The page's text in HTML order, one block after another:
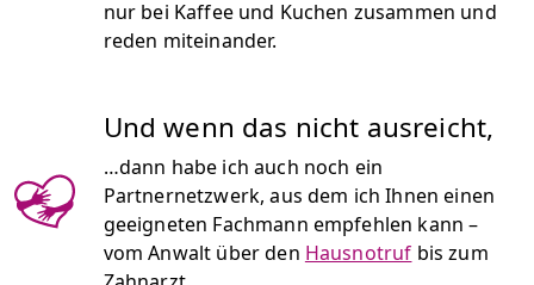
nur bei Kaffee und Kuchen zusammen und
reden miteinander.
Und wenn das nicht ausreicht,
…dann habe ich auch noch ein
Partnernetzwerk, aus dem ich Ihnen einen
geeigneten Fachmann empfehlen kann –
vom Anwalt über den Hausnotruf bis zum